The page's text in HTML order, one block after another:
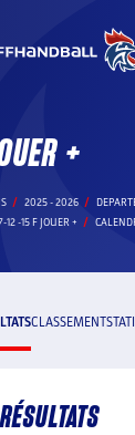
+
2025 - 2026
12 -15 F JOUER +
CLASSEMENT